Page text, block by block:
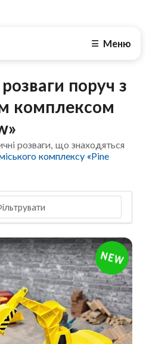
☰ Меню
поруч з
комплексом
розваги, що знаходяться
комплексу «Pine